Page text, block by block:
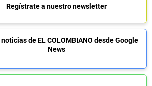
Regístrate a nuestro newsletter
de EL COLOMBIANO desde Google
News